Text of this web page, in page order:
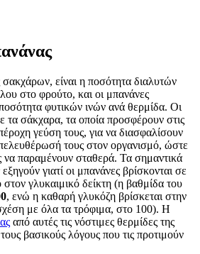
είναι η ποσότητα διαλυτών
στο φρούτο, και οι μπανάνες
φυτικών ινών ανά θερμίδα. Οι
τα σάκχαρα, τα οποία προσφέρουν στις
γεύση τους, για να διασφαλίσουν
τους στον οργανισμό, ώστε
να παραμένουν σταθερά. Τα σημαντικά
γιατί οι μπανάνες βρίσκονται σε
γλυκαιμικό δείκτη (η βαθμίδα του
, ενώ η καθαρή γλυκόζη βρίσκεται στην
με όλα τα τρόφιμα, στο 100). Η
από αυτές τις νόστιμες θερμίδες της
βασικούς λόγους που τις προτιμούν